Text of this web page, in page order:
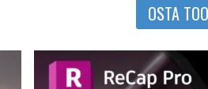
OSTA